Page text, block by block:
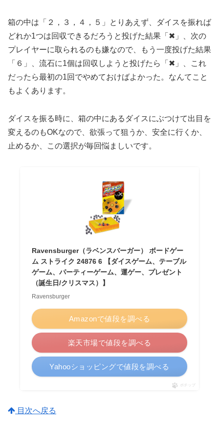
箱の中は「２，３，４，５」とりあえず、ダイスを振れば
どれか1つは回収できるだろうと投げた結果「✖」、次の
プレイヤーに取られるのも嫌なので、もう一度投げた結果
「６」、流石に1個は回収しようと投げたら「✖」、これ
だったら最初の1回でやめておけばよかった。なんてこと
もよくあります。
ダイスを振る時に、箱の中にあるダイスにぶつけて出目を
変えるのもOKなので、欲張って狙うか、安全に行くか、
止めるか、この選択が毎回悩ましいです。
Ravensburger（ラベンスバーガー） ボードゲー
ム ストライク 24876 6 【ダイスゲーム、テーブル
ゲーム、パーティーゲーム、運ゲー、プレゼント
（誕生日/クリスマス）】
Ravensburger
Amazonで値段を調べる
楽天市場で値段を調べる
Yahooショッピングで値段を調べる
ポチップ
目次へ戻る